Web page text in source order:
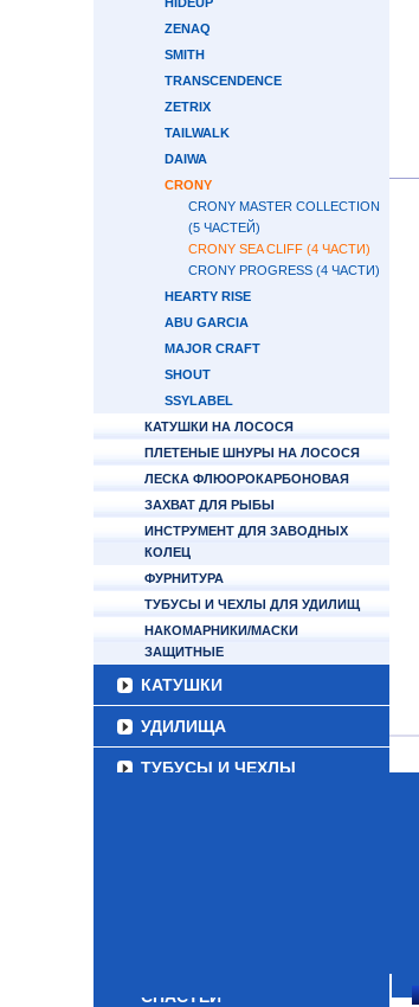
ZENAQ
SMITH
TRANSCENDENCE
ZETRIX
TAILWALK
DAIWA
CRONY
CRONY MASTER COLLECTION
(5 ЧАСТЕЙ)
CRONY SEA CLIFF (4 ЧАСТИ)
CRONY PROGRESS (4 ЧАСТИ)
HEARTY RISE
ABU GARCIA
MAJOR CRAFT
SHOUT
SSYLABEL
КАТУШКИ НА ЛОСОСЯ
ПЛЕТЕНЫЕ ШНУРЫ НА ЛОСОСЯ
ЛЕСКА ФЛЮОРОКАРБОНОВАЯ
ЗАХВАТ ДЛЯ РЫБЫ
ИНСТРУМЕНТ ДЛЯ ЗАВОДНЫХ
КОЛЕЦ
ФУРНИТУРА
ТУБУСЫ И ЧЕХЛЫ ДЛЯ УДИЛИЩ
НАКОМАРНИКИ/МАСКИ
ЗАЩИТНЫЕ
КАТУШКИ
УДИЛИЩА
ТУБУСЫ И ЧЕХЛЫ
СНАСТЕЙ